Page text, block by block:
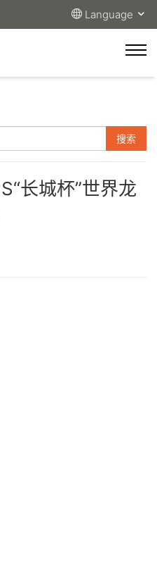
Language
长城杯”世界龙